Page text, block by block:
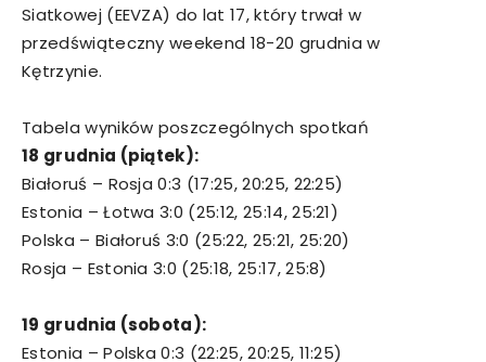
Siatkowej (EEVZA) do lat 17, który trwał w
przedświąteczny weekend 18-20 grudnia w
Kętrzynie.
Tabela wyników poszczególnych spotkań
18 grudnia (piątek):
Białoruś – Rosja 0:3 (17:25, 20:25, 22:25)
Estonia – Łotwa 3:0 (25:12, 25:14, 25:21)
Polska – Białoruś 3:0 (25:22, 25:21, 25:20)
Rosja – Estonia 3:0 (25:18, 25:17, 25:8)
19 grudnia (sobota):
Estonia – Polska 0:3 (22:25, 20:25, 11:25)